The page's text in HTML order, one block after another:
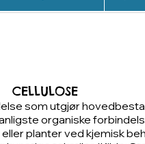
CELLULOSE
som utgjør
organiske
planter ved kjemisk